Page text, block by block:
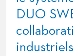
DUO